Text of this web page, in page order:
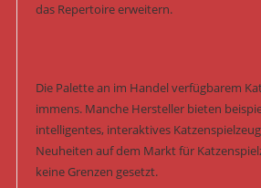
das Repertoire erweitern.
Die Palette an im Handel verfügbarem
immens. Manche Hersteller bieten
intelligentes, interaktives
Neuheiten auf dem Markt für
keine Grenzen gesetzt.